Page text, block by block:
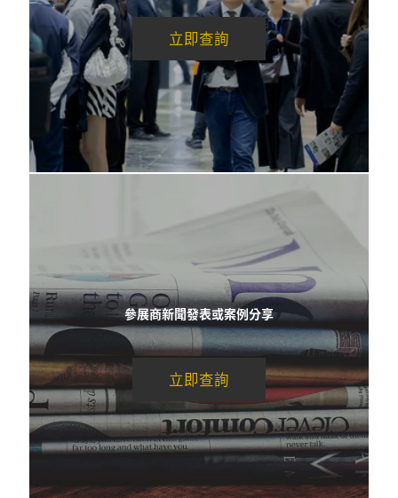
立即查詢
參展商新聞發表或案例分享
立即查詢